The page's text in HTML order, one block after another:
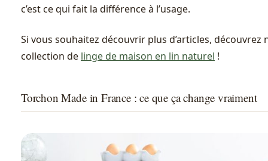
c’est ce qui fait la différence à l’usage.
Si vous souhaitez découvrir plus d’articles, découvrez
collection de linge de maison en lin naturel !
Torchon Made in France : ce que ça change vraiment